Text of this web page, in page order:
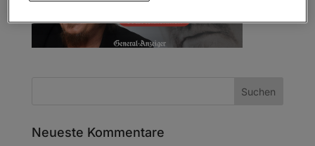
Neueste Kommentare